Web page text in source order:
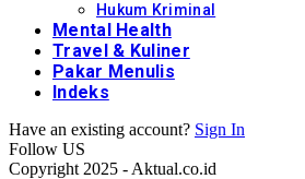
Hukum Kriminal
Mental Health
Travel & Kuliner
Pakar Menulis
Indeks
Have an existing account? Sign In
Follow US
Copyright 2025 - Aktual.co.id